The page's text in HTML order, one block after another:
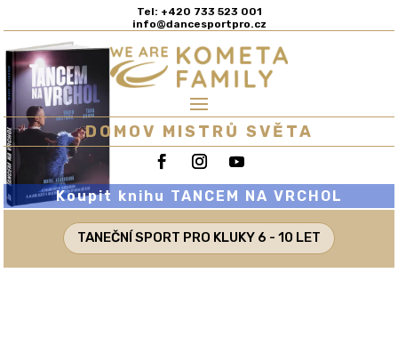
Tel: +420 733 523 001
info@dancesportpro.cz
DOMOV MISTRŮ SVĚTA
Koupit knihu TANCEM NA VRCHOL
TANEČNÍ SPORT PRO KLUKY 6 - 10 LET